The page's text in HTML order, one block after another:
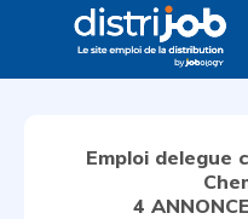
Emploi delegue
4